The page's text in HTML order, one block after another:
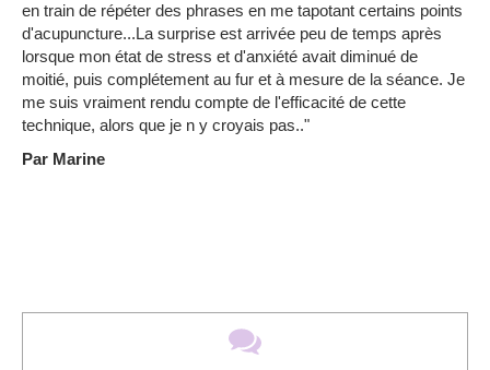
en train de répéter des phrases en me tapotant certains points
d'acupuncture...La surprise est arrivée peu de temps après
lorsque mon état de stress et d'anxiété avait diminué de
moitié, puis complétement au fur et à mesure de la séance. Je
me suis vraiment rendu compte de l'efficacité de cette
technique, alors que je n y croyais pas.."
Par Marine